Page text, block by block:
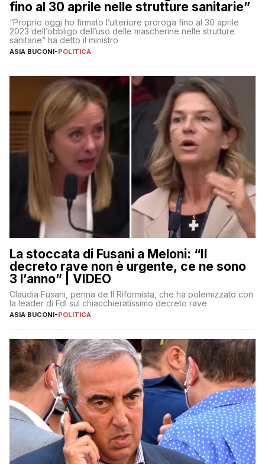
fino al 30 aprile nelle strutture sanitarie”
“Proprio oggi ho firmato l’ulteriore proroga fino al 30 aprile
2023 dell’obbligo dell’uso delle mascherine nelle strutture
sanitarie” ha detto il ministro
ASIA BUCONI-POLITICA
La stoccata di Fusani a Meloni: “Il
decreto rave non è urgente, ce ne sono
3 l’anno” | VIDEO
Claudia Fusani, penna de Il Riformista, che ha polemizzato con
la leader di FdI sul chiacchieratissimo decreto rave
ASIA BUCONI-POLITICA